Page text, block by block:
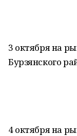
3 октября на
Бурзянского
4 октября на